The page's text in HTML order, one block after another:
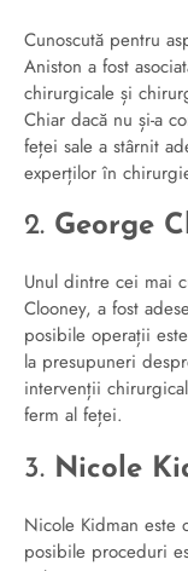
Cunoscută pentru
Aniston a fost
chirurgicale și
Chiar dacă nu și-a
feței sale a stârnit
experților în
2. George
Unul dintre cei mai
Clooney, a fost
posibile operații
la presupuneri
intervenții
ferm al feței.
3. Nicole
Nicole Kidman este
posibile proceduri